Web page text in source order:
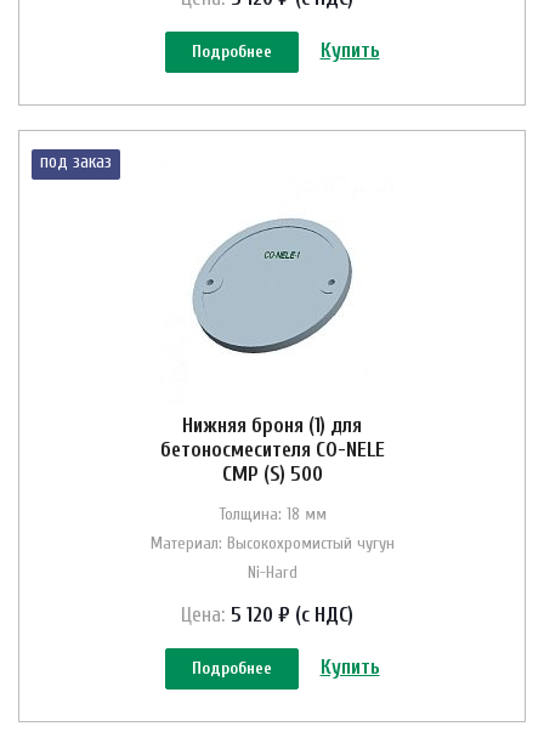
Подробнее Купить
под заказ
Нижняя броня (1) для
бетоносмесителя CO-NELE
CMP (S) 500
Толщина: 18 мм
Материал: Высокохромистый чугун
Ni-Hard
Цена: 5 120 ₽ (с НДС)
Подробнее Купить